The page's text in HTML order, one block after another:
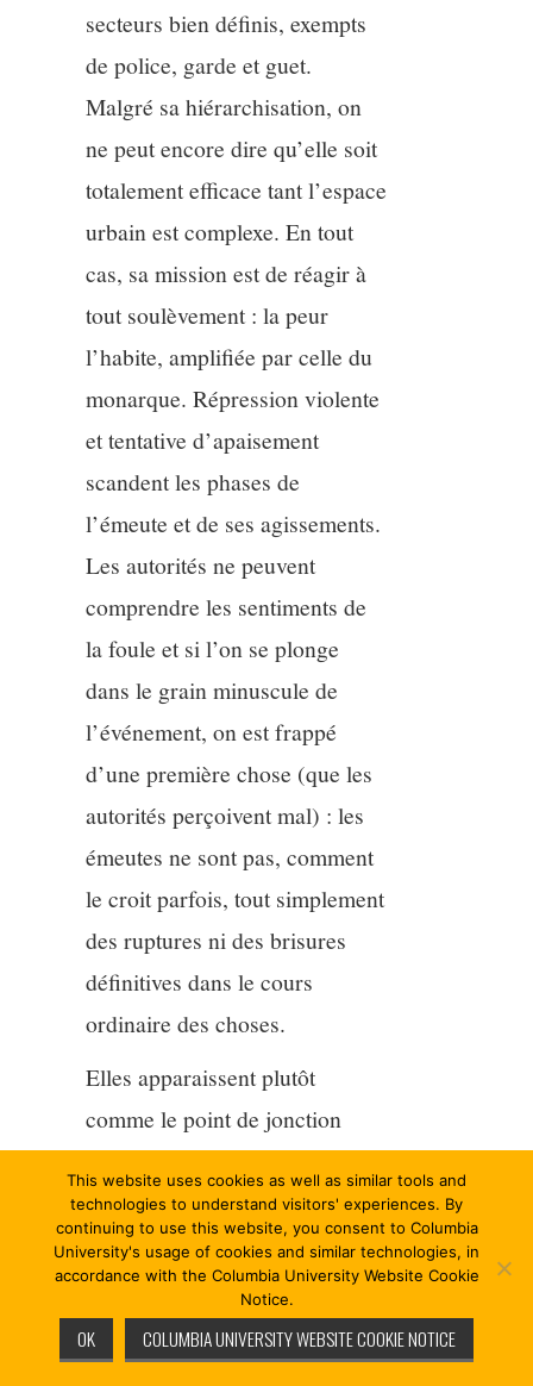
secteurs bien définis, exempts
de police, garde et guet.
Malgré sa hiérarchisation, on
ne peut encore dire qu’elle soit
totalement efficace tant l’espace
urbain est complexe. En tout
cas, sa mission est de réagir à
tout soulèvement : la peur
l’habite, amplifiée par celle du
monarque. Répression violente
et tentative d’apaisement
scandent les phases de
l’émeute et de ses agissements.
Les autorités ne peuvent
comprendre les sentiments de
la foule et si l’on se plonge
dans le grain minuscule de
l’événement, on est frappé
d’une première chose (que les
autorités perçoivent mal) : les
émeutes ne sont pas, comment
le croit parfois, tout simplement
des ruptures ni des brisures
définitives dans le cours
ordinaire des choses.
Elles apparaissent plutôt
comme le point de jonction
nécessaire entre un ordre qui
fait défaut, et un avenir très mal
assuré. Il y a donc de l’ordre
dans ce désordre, un désir très
grand de justice. Le peuple
recherche alorsl’échangequi
This website uses cookies as well as similar tools and
technologies to understand visitors' experiences. By
continuing to use this website, you consent to Columbia
University's usage of cookies and similar technologies, in
accordance with the Columbia University Website Cookie
Notice.
OK COLUMBIA UNIVERSITY WEBSITE COOKIE NOTICE